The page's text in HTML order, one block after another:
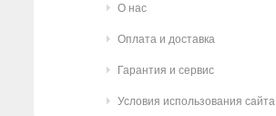
О нас
Оплата и доставка
Гарантия и сервис
Условия использования сайта